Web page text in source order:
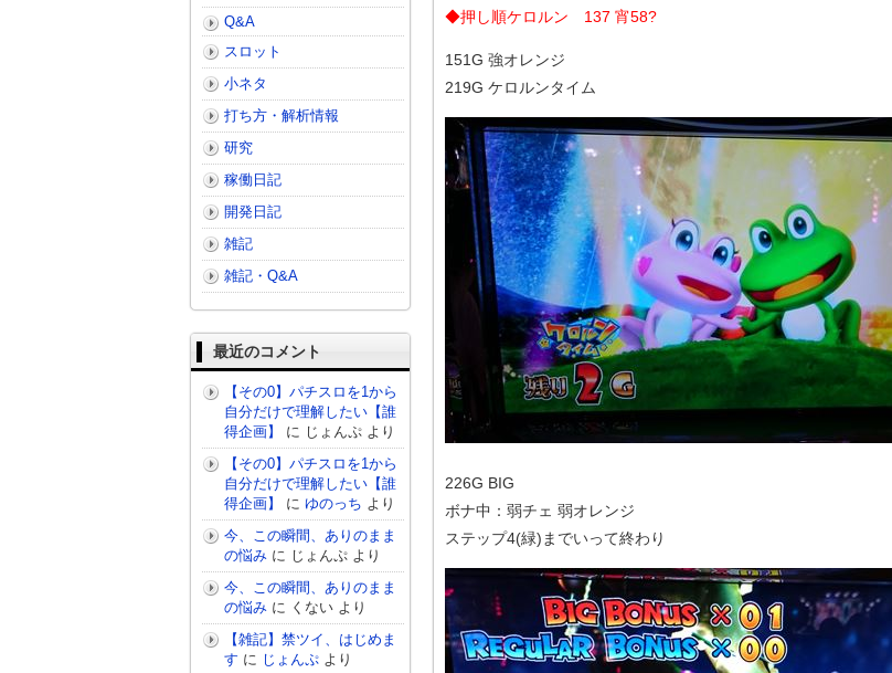
◆押し順ケロルン 137 宵58?
151G 強オレンジ
219G ケロルンタイム
226G BIG
ボナ中：弱チェ 弱オレンジ
ステップ4(緑)までいって終わり
Q&A
スロット
小ネタ
打ち方・解析情報
研究
稼働日記
開発日記
雑記
雑記・Q&A
最近のコメント
【その0】パチスロを1から
自分だけで理解したい【誰
得企画】
に じょんぷ より
【その0】パチスロを1から
自分だけで理解したい【誰
得企画】
に ゆのっち より
今、この瞬間、ありのまま
の悩み に じょんぷ より
今、この瞬間、ありのまま
の悩み に くない より
【雑記】禁ツイ、はじめま
す に じょんぷ より